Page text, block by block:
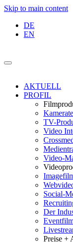
Skip to main content
DE
EN
AKTUELL
PROFIL
TV-
Video
Video-
Social-
Der
Preise +